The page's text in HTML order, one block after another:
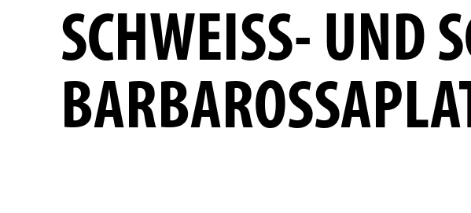
SCHWEISS- UND